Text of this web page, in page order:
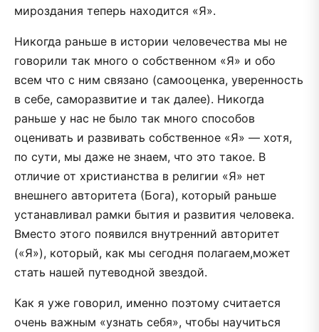
мироздания теперь находится «Я».
Никогда раньше в истории человечества мы не
говорили так много о собственном «Я» и обо
всем что с ним связано (самооценка, уверенность
в себе, саморазвитие и так далее). Никогда
раньше у нас не было так много способов
оценивать и развивать собственное «Я» — хотя,
по сути, мы даже не знаем, что это такое. В
отличие от христианства в религии «Я» нет
внешнего авторитета (Бога), который раньше
устанавливал рамки бытия и развития человека.
Вместо этого появился внутренний авторитет
(«Я»), который, как мы сегодня полагаем,может
стать нашей путеводной звездой.
Как я уже говорил, именно поэтому считается
очень важным «узнать себя», чтобы научиться